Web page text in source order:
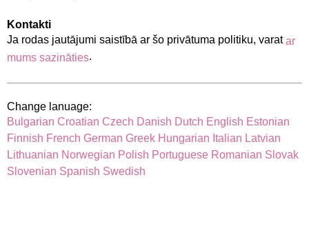
Kontakti
Ja rodas jautājumi saistībā ar šo privātuma politiku, varatar
mums sazināties.
Change lanuage:
Bulgarian Croatian Czech Danish Dutch English Estonian
Finnish French German Greek Hungarian Italian Latvian
Lithuanian Norwegian Polish Portuguese Romanian Slovak
Slovenian Spanish Swedish